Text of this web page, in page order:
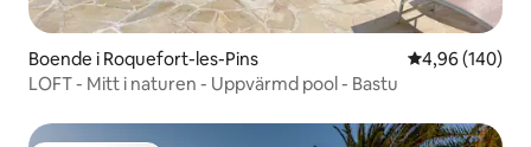
Boende i Roquefort-les-Pins 4,96 av 5 i
4,96 (140)
LOFT - Mitt i naturen - Uppvärmd pool - Bastu